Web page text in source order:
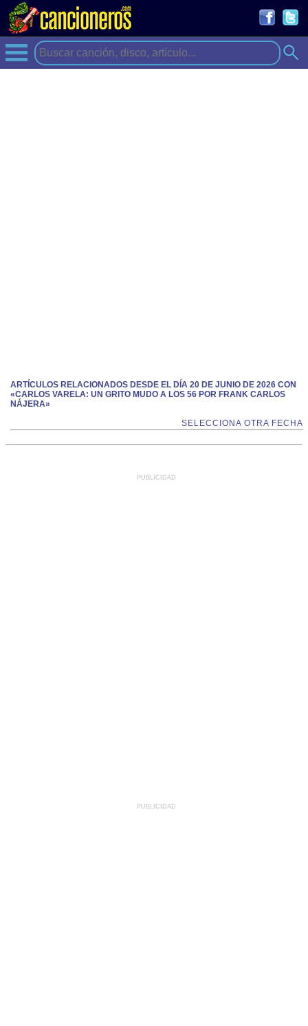
ARTÍCULOS RELACIONADOS DESDE EL DÍA 20 DE JUNIO DE 2026 CON
«CARLOS VARELA: UN GRITO MUDO A LOS 56 POR FRANK CARLOS
NÁJERA»
SELECCIONA OTRA FECHA
PUBLICIDAD
PUBLICIDAD